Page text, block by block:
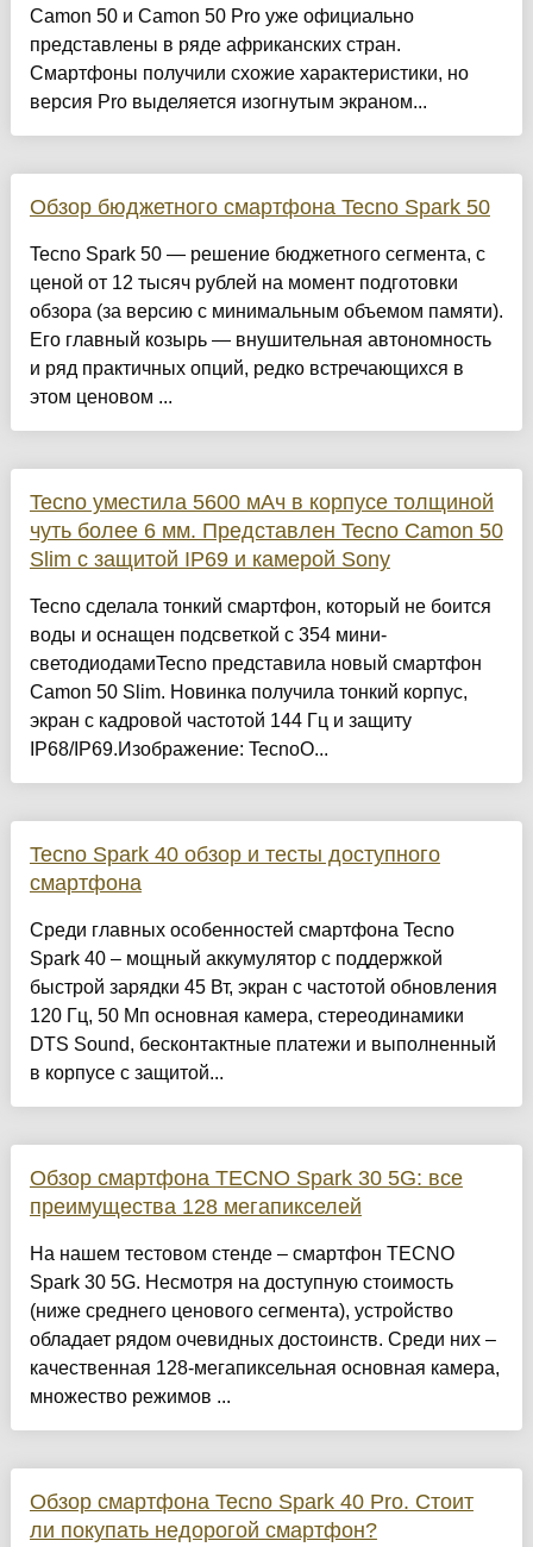
Camon 50 и Camon 50 Pro уже официально
представлены в ряде африканских стран.
Смартфоны получили схожие характеристики, но
версия Pro выделяется изогнутым экраном...
Обзор бюджетного смартфона Tecno Spark 50
Tecno Spark 50 — решение бюджетного сегмента, с
ценой от 12 тысяч рублей на момент подготовки
обзора (за версию с минимальным объемом памяти).
Его главный козырь — внушительная автономность
и ряд практичных опций, редко встречающихся в
этом ценовом ...
Tecno уместила 5600 мАч в корпусе толщиной
чуть более 6 мм. Представлен Tecno Camon 50
Slim с защитой IP69 и камерой Sony
Tecno сделала тонкий смартфон, который не боится
воды и оснащен подсветкой с 354 мини-
светодиодамиTecno представила новый смартфон
Camon 50 Slim. Новинка получила тонкий корпус,
экран с кадровой частотой 144 Гц и защиту
IP68/IP69.Изображение: TecnoО...
Tecno Spark 40 обзор и тесты доступного
смартфона
Среди главных особенностей смартфона Tecno
Spark 40 – мощный аккумулятор с поддержкой
быстрой зарядки 45 Вт, экран с частотой обновления
120 Гц, 50 Мп основная камера, стереодинамики
DTS Sound, бесконтактные платежи и выполненный
в корпусе с защитой...
Обзор смартфона TECNO Spark 30 5G: все
преимущества 128 мегапикселей
На нашем тестовом стенде – смартфон TECNO
Spark 30 5G. Несмотря на доступную стоимость
(ниже среднего ценового сегмента), устройство
обладает рядом очевидных достоинств. Среди них –
качественная 128-мегапиксельная основная камера,
множество режимов ...
Обзор смартфона Tecno Spark 40 Pro. Стоит
ли покупать недорогой смартфон?